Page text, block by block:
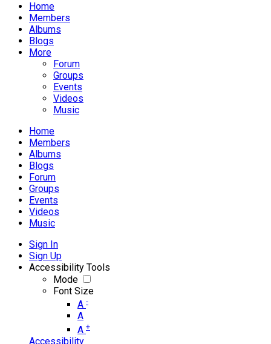
Home
Members
Albums
Blogs
More
Forum
Groups
Events
Videos
Music
Home
Members
Albums
Blogs
Forum
Groups
Events
Videos
Music
Sign In
Sign Up
Accessibility Tools
Mode
Font Size
A -
A
A +
Accessibility